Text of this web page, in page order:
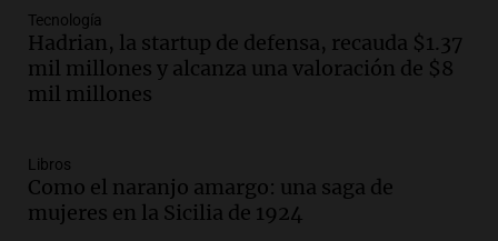
Tecnología
Hadrian, la startup de defensa, recauda $1.37
mil millones y alcanza una valoración de $8
mil millones
Libros
Como el naranjo amargo: una saga de
mujeres en la Sicilia de 1924